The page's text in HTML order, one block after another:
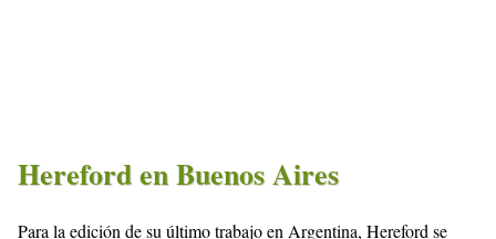
Hereford en Buenos Aires
Para la edición de su último trabajo en Argentina, Hereford se